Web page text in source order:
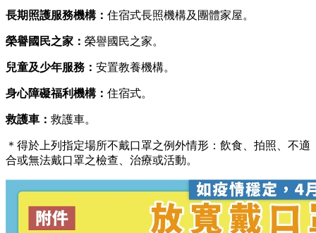
長期照護服務機構： 住宿式長照機構及團體家屋。
榮譽國民之家： 榮譽國民之家。
兒童及少年服務： 安置教養機構。
身心障礙福利機構： 住宿式。
救護車： 救護車。
＊得於上列指定場所不戴口罩之例外情形：飲食、拍照、不適
合或無法戴口罩之檢查、治療或活動。